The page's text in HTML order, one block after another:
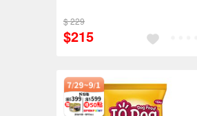
$ 229
$215